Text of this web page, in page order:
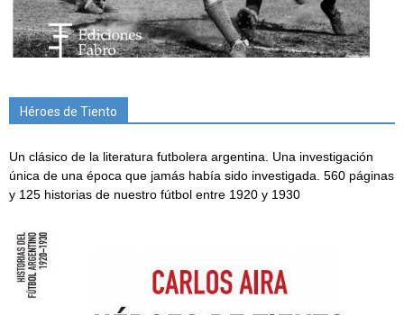
Héroes de Tiento
Un clásico de la literatura futbolera argentina. Una investigación
única de una época que jamás había sido investigada. 560 páginas
y 125 historias de nuestro fútbol entre 1920 y 1930